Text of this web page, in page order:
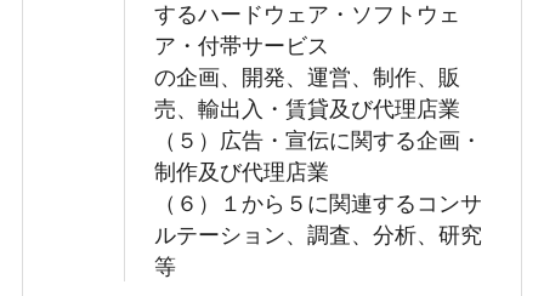
するハードウェア・ソフトウェ
ア・付帯サービス
の企画、開発、運営、制作、販
売、輸出入・賃貸及び代理店業
（５）広告・宣伝に関する企画・
制作及び代理店業
（６）１から５に関連するコンサ
ルテーション、調査、分析、研究
等